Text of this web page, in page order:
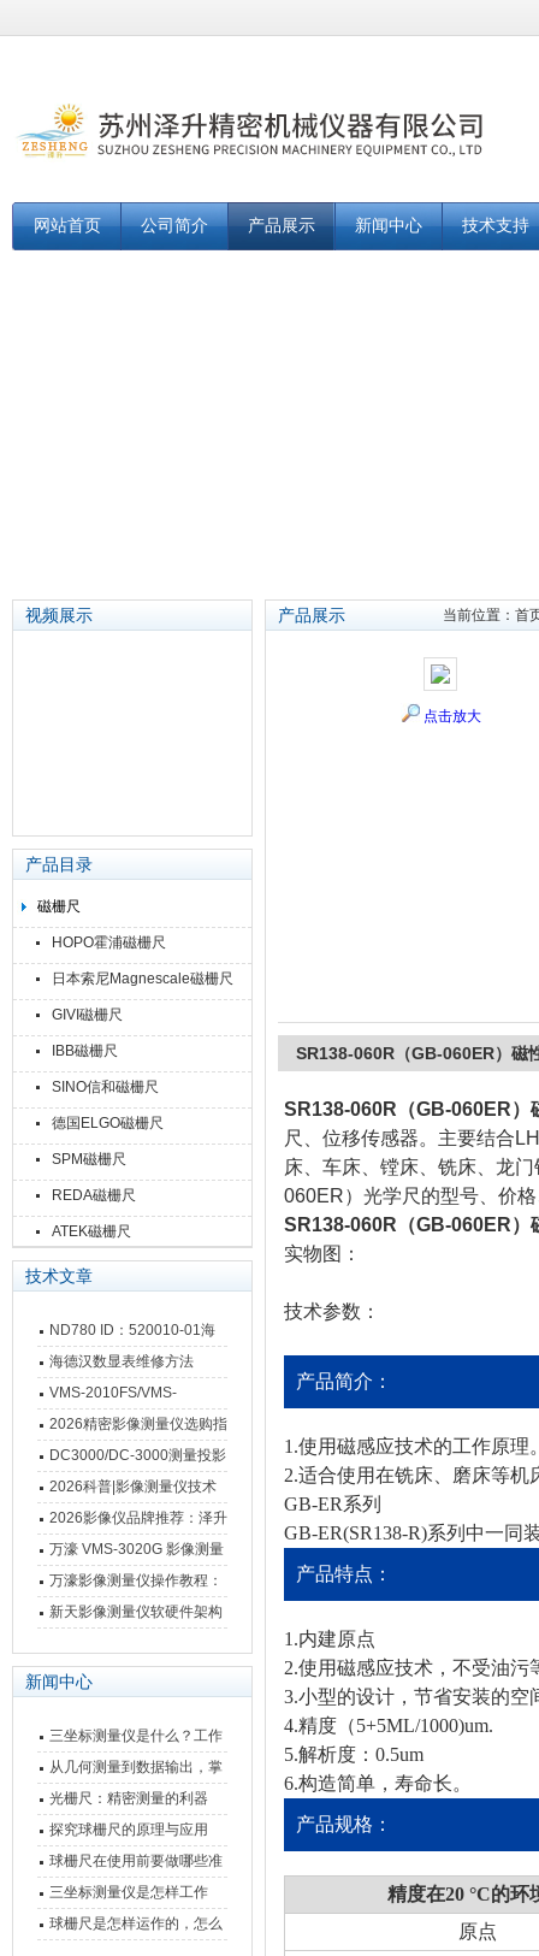
网站首页 公司简介 产品展示 新闻中心 技术支持
视频展示
产品目录
磁栅尺
HOPO霍浦磁栅尺
日本索尼Magnescale磁栅尺
GIVI磁栅尺
IBB磁栅尺
SINO信和磁栅尺
德国ELGO磁栅尺
SPM磁栅尺
REDA磁栅尺
ATEK磁栅尺
技术文章
ND780 ID：520010-01海
德汉数显表故障维修内容
海德汉数显表维修方法
VMS-2010FS/VMS-
3020FS/VMS-4030FS手动
影像测量仪技术参数
2026精密影像测量仪选购指
南 靠谱品牌一站式选型推荐
DC3000/DC-3000测量投影
仪万濠数据处理器数显表故
障维修方法
2026科普|影像测量仪技术
原理、分类及选型应用
2026影像仪品牌推荐：泽升
影像测量仪选型指南
万濠 VMS-3020G 影像测量
仪技术规格与应用解析
万濠影像测量仪操作教程：
从开机到出报告，新手也能
新天影像测量仪软硬件架构
新闻中心
三坐标测量仪是什么？工作
原理、分类与核心功能一次
讲清
从几何测量到数据输出，掌
握万濠影像测量仪的六大核
心能力
光栅尺：精密测量的利器
探究球栅尺的原理与应用
球栅尺在使用前要做哪些准
备工作？
三坐标测量仪是怎样工作
的，功能有什么优势？
球栅尺是怎样运作的，怎么
产品展示 当前位置： 首
点击放大
SR138-060R（GB-060ER）磁
SR138-060R（GB-060ER）
尺、位移传感器。主要结合
床、车床、镗床、铣床、龙
060ER）光学尺的型号、价
SR138-060R（GB-060ER）
实物图：
技术参数：
产品简介：
1.使用磁感应技术的工作原理
2.适合使用在铣床、磨床等
GB-ER系列
GB-ER(SR138-R)系列中一同
产品特点：
1.内建原点
2.使用磁感应技术，不受油污
3.小型的设计，节省安装的空
4.精度（5+5ML/1000)um.
5.解析度：0.5um
6.构造简单，寿命长。
产品规格：
精度在20 °C的环
原点